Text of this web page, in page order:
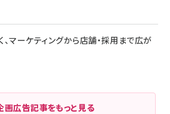
、マーケティングから店舗・採用まで広が
画広告記事をもっと見る